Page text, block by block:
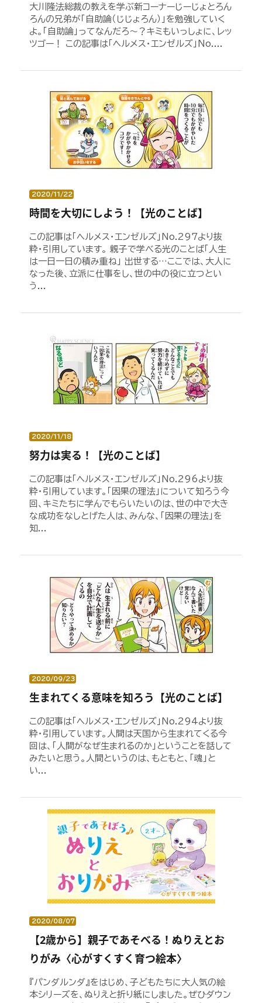
大川隆法総裁の教えを学ぶ新コーナーじーじょとろん
ろんの兄弟が「自助論（じじょろん）」を勉強していく
よ。「自助論」ってなんだろ～？キミもいっしょに、レッ
ツゴー！ この記事は「ヘルメス・エンゼルズ」No....
2020/11/22
時間を大切にしよう！【光のことば】
この記事は「ヘルメス・エンゼルズ」No.297より抜
粋・引用しています。 親子で学べる光のことば「人生
は一日一日の積み重ね」 出世する…ここでは、大人に
なった後、立派に仕事をし、世の中の役に立つとい
う...
2020/11/18
努力は実る！【光のことば】
この記事は「ヘルメス・エンゼルズ」No.296より抜
粋・引用しています。「因果の理法」について知ろう今
回、キミたちに学んでもらいたいのは、世の中で大き
な成功をなしとげた人は、みんな、「因果の理法」を
知...
2020/09/23
生まれてくる意味を知ろう【光のことば】
この記事は「ヘルメス・エンゼルズ」No.294より抜
粋・引用しています。人間は天国から生まれてくる今
回は、「人間がなぜ生まれるのか」ということを話して
みたいと思う。人間というのは、もともと、「魂」と
い...
2020/08/07
【2歳から】親子であそべる！ぬりえとお
りがみ〈心がすくすく育つ絵本〉
『パンダルンダ』をはじめ、子どもたちに大人気の絵
本シリーズを、ぬりえと折り紙にしました。ぜひダウン